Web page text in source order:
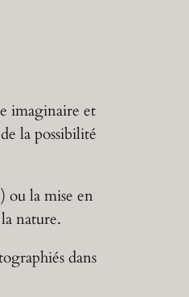
imaginaire et
la possibilité
ou la mise en
nature.
dans